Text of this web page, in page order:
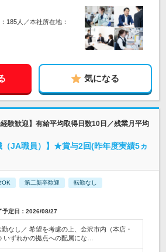
185人／本社所在地：
気になる
験歓迎】有給平均取得日数10日／残業月平均
（JA職員）】★賞与2回(昨年度実績5ヵ
OK 第二新卒歓迎 転勤なし
定日：2026/08/27
なし／ 希望を考慮の上、金沢市内（本店・
いずれかの拠点への配属にな…